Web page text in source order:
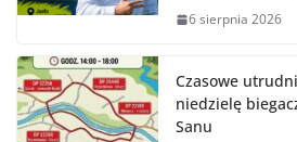
6 sierpnia 2026
Czasowe
niedzielę
Sanu